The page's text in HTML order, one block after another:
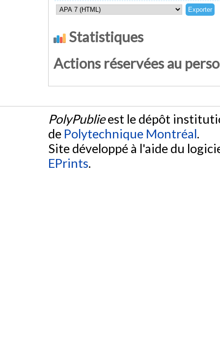
Statistiques
Actions réservées au
PolyPublieest le dépôt
de Polytechnique Montréal.
Site développé à l'aide du
EPrints.